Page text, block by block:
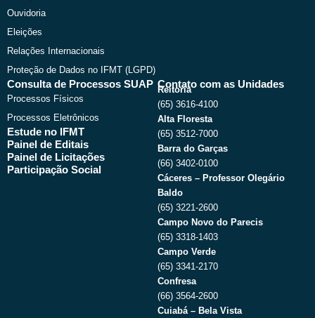
Ouvidoria
Eleições
Relações Internacionais
Proteção de Dados no IFMT (LGPD)
Consulta de Processos SUAP
Processos Físicos
Processos Eletrônicos
Estude no IFMT
Painel de Editais
Painel de Licitações
Participação Social
Contato com as Unidades
Reitoria
(65) 3616-4100
Alta Floresta
(65) 3512-7000
Barra do Garças
(66) 3402-0100
Cáceres – Professor Olegário
Baldo
(65) 3221-2600
Campo Novo do Parecis
(65) 3318-1403
Campo Verde
(65) 3341-2170
Confresa
(66) 3564-2600
Cuiabá – Bela Vista